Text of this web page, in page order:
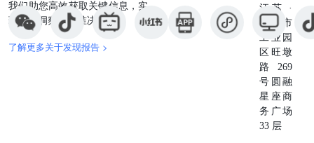
我们助您高效获取关键信息，实
现深度洞察与精准决策。
了解更多关于发现报告 >
江苏 ·
苏州市
工业园
区旺墩
路269
号圆融
星座商
务广场
33 层